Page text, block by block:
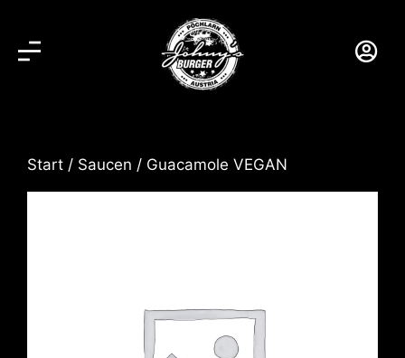
Start / Saucen / Guacamole VEGAN